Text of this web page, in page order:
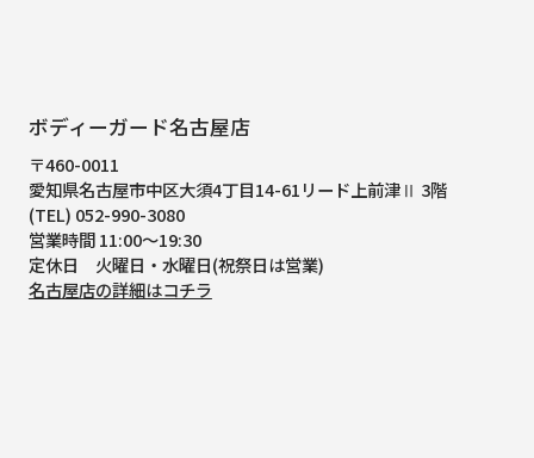
ボディーガード名古屋店
〒460-0011
愛知県名古屋市中区大須4丁目14-61リード上前津Ⅱ 3階
(TEL) 052-990-3080
営業時間 11:00～19:30
定休日 火曜日・水曜日(祝祭日は営業)
名古屋店の詳細はコチラ